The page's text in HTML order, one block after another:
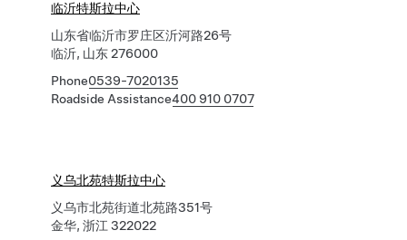
临沂特斯拉中心
山东省临沂市罗庄区沂河路26号
临沂, 山东 276000
Phone0539-7020135
Roadside Assistance400 910 0707
义乌北苑特斯拉中心
义乌市北苑街道北苑路351号
金华, 浙江 322022